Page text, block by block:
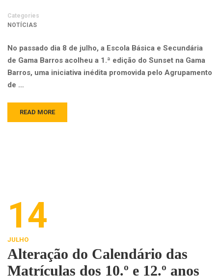
Categories
NOTÍCIAS
No passado dia 8 de julho, a Escola Básica e Secundária
de Gama Barros acolheu a 1.ª edição do Sunset na Gama
Barros, uma iniciativa inédita promovida pelo Agrupamento
de …
READ MORE
14
JULHO
Alteração do Calendário das
Matrículas dos 10.º e 12.º anos